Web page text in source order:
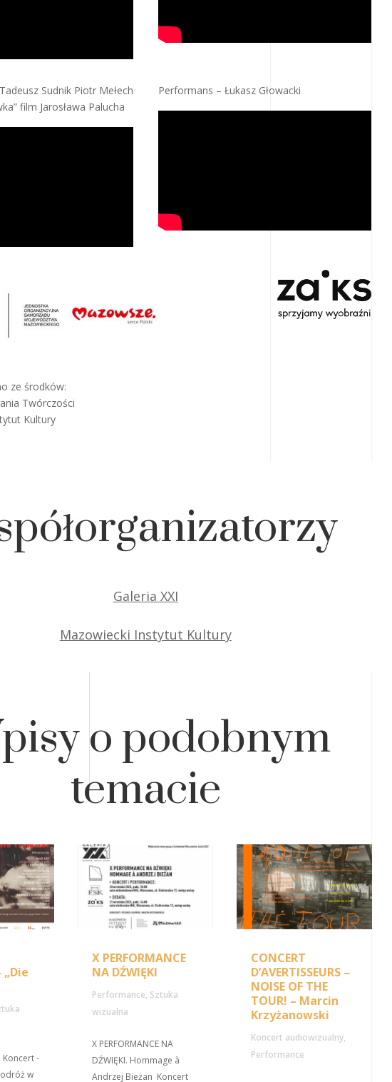
Sudnik Piotr Mełech
film Jarosława Palucha
Performans – Łukasz Głowacki
ze środków:
Twórczości
Kultury
Galeria XXI
Mazowiecki Instytut Kultury
o podobnym
temacie
„Die
Koncert -
w
X PERFORMANCE
NA DŹWIĘKI
Performance, Sztuka
wizualna
X PERFORMANCE NA
DŹWIĘKI. Hommage à
Andrzej Bieżan Koncert
CONCERT
D’AVERTISSEURS –
NOISE OF THE
TOUR! – Marcin
Krzyżanowski
Koncert audiowizualny,
Performance